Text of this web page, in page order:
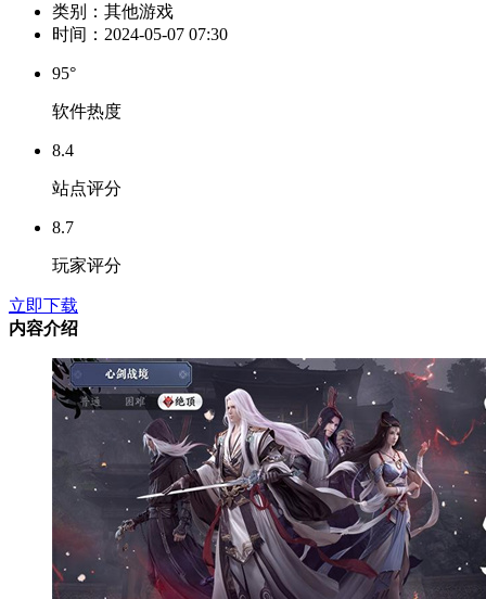
类别： 其他游戏
时间： 2024-05-07 07:30
95°
软件热度
8.4
站点评分
8.7
玩家评分
立即下载
内容介绍